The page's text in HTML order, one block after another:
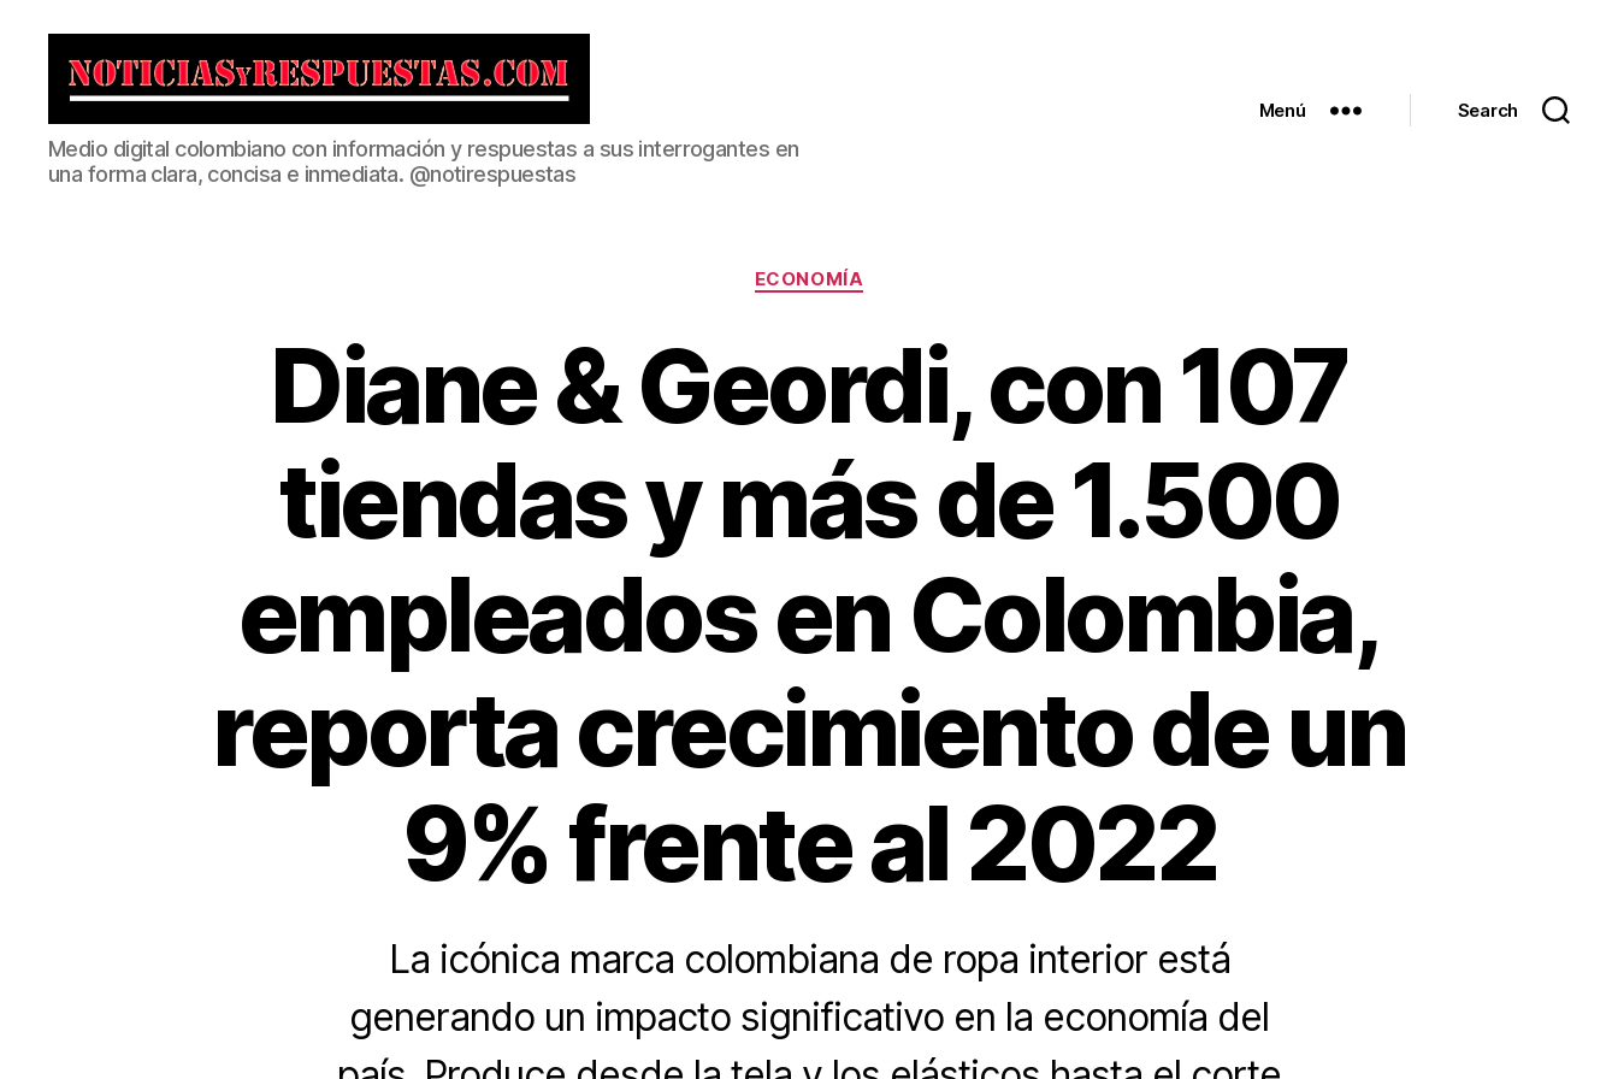
Noticias
y
Respuestas
Medio digital colombiano con información y respuestas a sus interrogantes en
una forma clara, concisa e inmediata. @notirespuestas
Menú Search
Categorías
ECONOMÍA
Diane & Geordi, con 107
tiendas y más de 1.500
empleados en Colombia,
reporta crecimiento de un
9% frente al 2022
La icónica marca colombiana de ropa interior está
generando un impacto significativo en la economía del